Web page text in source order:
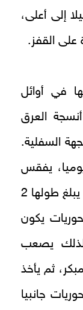
إلى أعلى،
على القفز.
في أوائل
العرق
السفلية.
بياضات يوميا، يفقس
البعض من 10 أيام والبيضة صغيرة يبلغ طولها 2
يكون
يصعب
ثم يأخذ
جانبيا